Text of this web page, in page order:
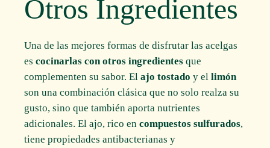
Otros Ingredientes
Una de las mejores formas de disfrutar las acelgas
escocinarlas con otros ingredientes que
complementen su sabor. Elajo tostado y ellimón
son una combinación clásica que no solo realza su
gusto, sino que también aporta nutrientes
adicionales. El ajo, rico encompuestos sulfurados,
tiene propiedades antibacterianas y